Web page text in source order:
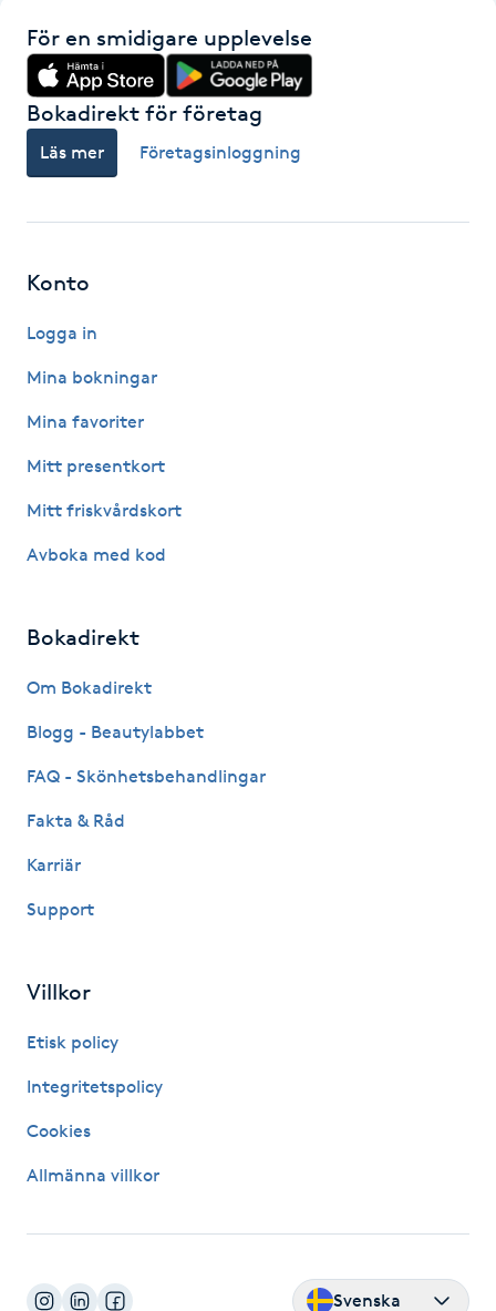
Hälsa
Hälsprickor
IPL
IR-massage
Japansk massage
Kemisk peeling
Keratinbehandling
Kinesisk medicin
Klangmassage
Klippning
Koppningsmassage
För en smidigare upplevelse
Bokadirekt för företag
Läs mer Företagsinloggning
Konto
Logga in
Mina bokningar
Mina favoriter
Mitt presentkort
Mitt friskvårdskort
Avboka med kod
Bokadirekt
Om Bokadirekt
Blogg - Beautylabbet
FAQ - Skönhetsbehandlingar
Fakta & Råd
Karriär
Support
Villkor
Etisk policy
Integritetspolicy
Cookies
Allmänna villkor
Svenska